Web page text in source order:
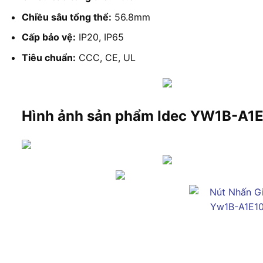
Chiều sâu tổng thể: 56.8mm
Cấp bảo vệ: IP20, IP65
Tiêu chuẩn: CCC, CE, UL
Hình ảnh sản phẩm Idec YW1B-